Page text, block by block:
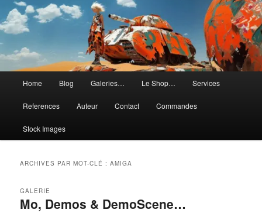
principal
Home Blog Galeries… Le Shop… Services
References Auteur Contact Commandes
Stock Images
ARCHIVES PAR MOT-CLÉ :AMIGA
Mo, Demos & DemoScene…
GALERIE